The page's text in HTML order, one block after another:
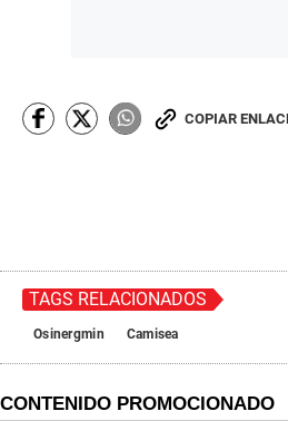
COPIAR
TAGS RELACIONADOS
Osinergmin Camisea